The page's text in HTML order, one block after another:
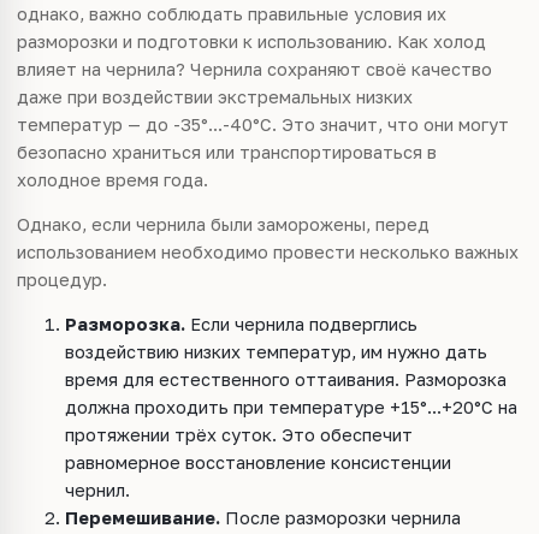
однако, важно соблюдать правильные условия их
разморозки и подготовки к использованию. Как холод
влияет на чернила? Чернила сохраняют своё качество
даже при воздействии экстремальных низких
температур — до -35°...-40°C. Это значит, что они могут
безопасно храниться или транспортироваться в
холодное время года.
Однако, если чернила были заморожены, перед
использованием необходимо провести несколько важных
процедур.
Разморозка. Если чернила подверглись
воздействию низких температур, им нужно дать
время для естественного оттаивания. Разморозка
должна проходить при температуре +15°...+20°C на
протяжении трёх суток. Это обеспечит
равномерное восстановление консистенции
чернил.
Перемешивание. После разморозки чернила